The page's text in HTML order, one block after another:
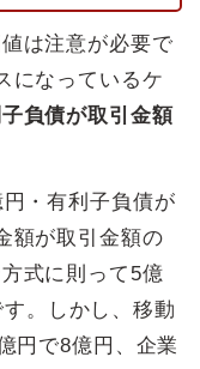
は注意が必要で
になっているケ
負債が取引金額
・有利子負債が
額が取引金額の
式に則って5億
。しかし、移動
円で8億円、企業